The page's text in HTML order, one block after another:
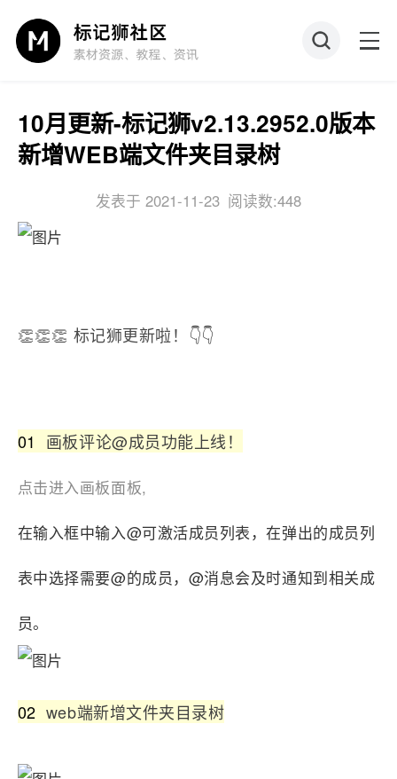
10月更新-标记狮v2.13.2952.0版本
新增WEB端文件夹目录树
发表于 2021-11-23 阅读数:448
👏👏👏 标记狮更新啦！ 👇👇
01 画板评论@成员功能上线！
点击进入画板面板,
在输入框中输入@可激活成员列表，在弹出的成员列
表中选择需要@的成员，@消息会及时通知到相关成
员。
02 web端新增文件夹目录树